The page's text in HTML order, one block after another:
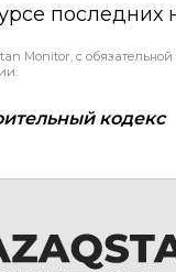
последних
Monitor, с
кодекс